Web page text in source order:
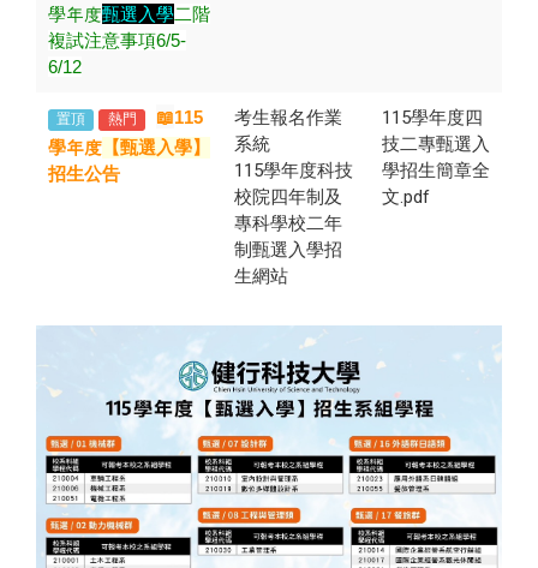
學年度甄選入學二階
複試注意事項6/5-
6/12
置頂 熱門 📖115
學年度 【甄選入學】
招生公告
考生報名作業
系統
115學年度科技
校院四年制及
專科學校二年
制甄選入學招
生網站
115學年度四
技二專甄選入
學招生簡章全
文.pdf